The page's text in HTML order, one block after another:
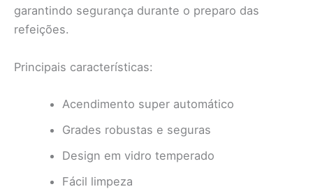
garantindo segurança durante o preparo das
refeições.
Principais características:
Acendimento super automático
Grades robustas e seguras
Design em vidro temperado
Fácil limpeza